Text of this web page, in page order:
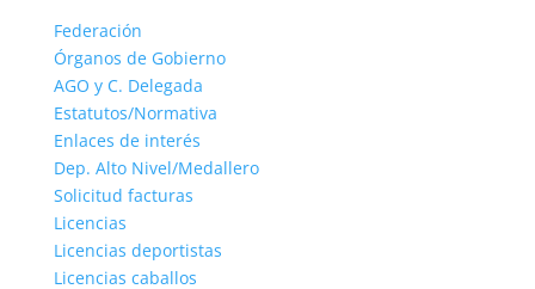
Federación
Órganos de Gobierno
AGO y C. Delegada
Estatutos/Normativa
Enlaces de interés
Dep. Alto Nivel/Medallero
Solicitud facturas
Licencias
Licencias deportistas
Licencias caballos